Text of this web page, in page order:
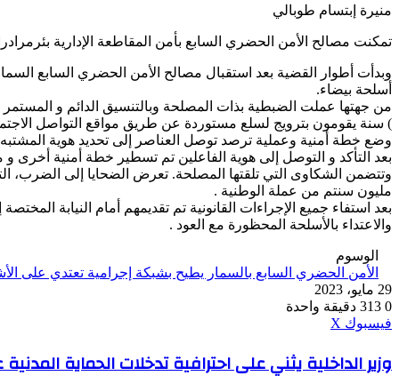
منيرة إبتسام طوبالي
تمكنت مصالح الأمن الحضري السابع بأمن المقاطعة الإدارية
وبدأت أطوار القضية بعد استقبال مصالح الأمن الحضري السابع
أسلحة بيضاء.
) سنة يقومون بترويج لسلع مستوردة عن طريق مواقع التواصل
وضع خطة أمنية وعملية ترصد توصل العناصر إلى تحديد هوية
بعد التأكد و التوصل إلى هوية الفاعلين تم تسطير خطة أمنية
مليون سنتم من عملة الوطنية .
بعد استفاء جميع الإجراءات القانونية تم تقديمهم أمام النيابة
والاعتداء بالأسلحة المحظورة مع العود .
الوسوم
الأمن الحضري السابع بالسمار يطيح بشبكة إجرامية تعتدي على
29 مايو، 2023
0
دقيقة واحدة
فيسبوك ‫X
وزير
الداخلية
وزير الداخلية يثني على احترافية تدخلات الحماية